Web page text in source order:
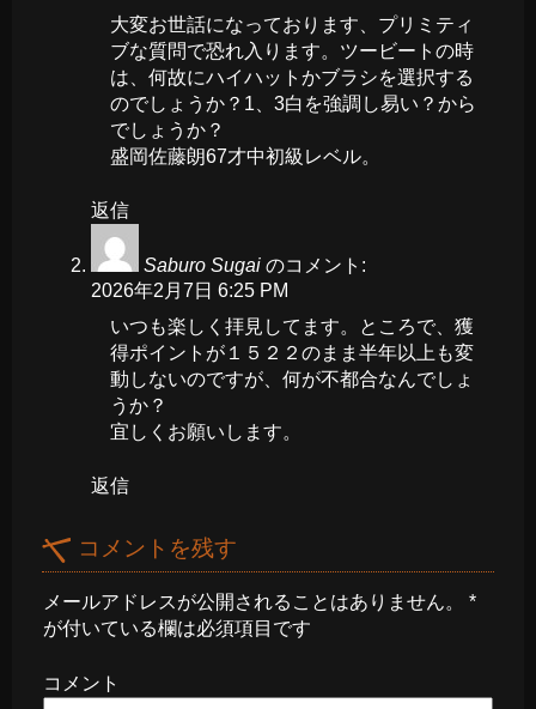
大変お世話になっております、プリミティ
ブな質問で恐れ入ります。ツービートの時
は、何故にハイハットかブラシを選択する
のでしょうか？1、3白を強調し易い？から
でしょうか？
盛岡佐藤朗67才中初級レベル。
返信
Saburo Sugai のコメント:
2026年2月7日 6:25 PM
いつも楽しく拝見してます。ところで、獲
得ポイントが１５２２のまま半年以上も変
動しないのですが、何が不都合なんでしょ
うか？
宜しくお願いします。
返信
コメントを残す
メールアドレスが公開されることはありません。
*
が付いている欄は必須項目です
コメント